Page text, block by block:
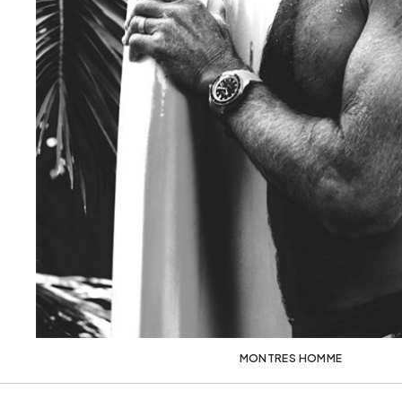
MONTRES HOMME